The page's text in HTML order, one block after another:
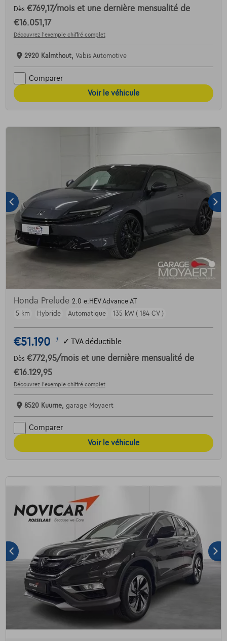
Dès €769,17/mois et une dernière mensualité de
€16.051,17
Découvrez l’exemple chiffré complet
2920 Kalmthout, Vabis Automotive
Comparer
Voir le véhicule
Honda Prelude 2.0 e:HEV Advance AT
5 km
Hybride Automatique 135 kW ( 184 CV )
€51.190 1 ✓ TVA déductible
Dès €772,95/mois et une dernière mensualité de
€16.129,95
Découvrez l’exemple chiffré complet
8520 Kuurne, garage Moyaert
Comparer
Voir le véhicule